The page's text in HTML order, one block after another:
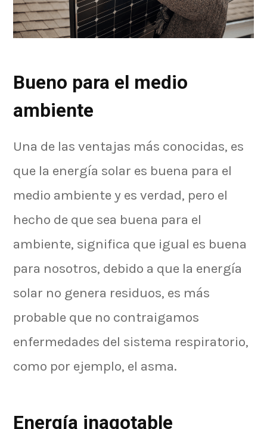
Bueno para el medio
ambiente
Una de las ventajas más conocidas, es
que la energía solar es buena para el
medio ambiente y es verdad, pero el
hecho de que sea buena para el
ambiente, significa que igual es buena
para nosotros, debido a que la energía
solar no genera residuos, es más
probable que no contraigamos
enfermedades del sistema respiratorio,
como por ejemplo, el asma.
Energía inagotable